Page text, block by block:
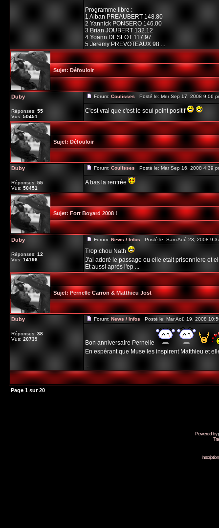
Programme libre :
1 Alban PREAUBERT 148.80
2 Yannick PONSERO 146.00
3 Brian JOUBERT 132.12
4 Yoann DESLOT 117.97
5 Jeremy PREVOTEAUX 98 ...
Sujet:Défouloir
Duby
Réponses:55
Vus:50451
Forum:CoulissesPosté le: Mer Sep 17, 2008 9:06
C'est vrai que c'est le seul point positif
Sujet:Défouloir
Duby
Réponses:55
Vus:50451
Forum:CoulissesPosté le: Mar Sep 16, 2008 4:39
A bas la rentrée
Sujet:Fort Boyard 2008 !
Duby
Réponses:12
Vus:14196
Forum:News / InfosPosté le: Sam Aoû 23, 2008
Trop chou Nath
J'ai adoré le passage ou elle etait prisonniere et
Et aussi après l'ep ...
Sujet:Pernelle Carron & Matthieu Jost
Duby
Réponses:38
Vus:20739
Forum:News / InfosPosté le: Mar Aoû 19, 2008
Bon anniversaire Pernelle
En espérant que Muse les inspirent Matthieu et
...
Page 1 sur20
Powered by